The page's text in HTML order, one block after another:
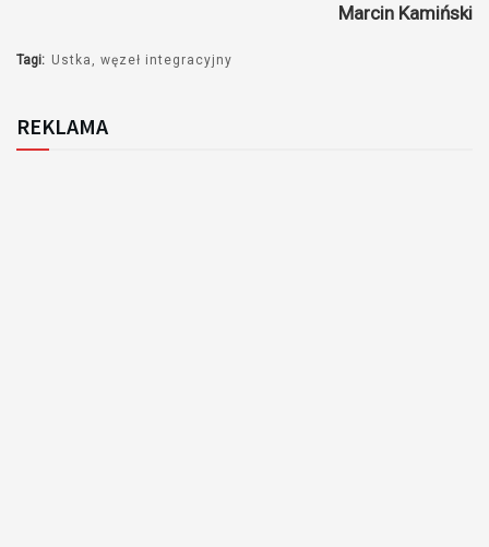
Marcin Kamiński
Tagi: Ustka węzeł integracyjny
REKLAMA